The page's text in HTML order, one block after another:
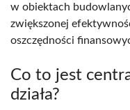
w obiektach
zwiększonej
oszczędności
Co to jest
działa?